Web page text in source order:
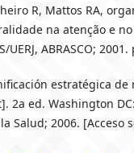
R, Mattos RA,
na atenção e
UERJ, ABRASCO; 2001.
estratégica
2a ed. Washington
Salud; 2006. [Acceso